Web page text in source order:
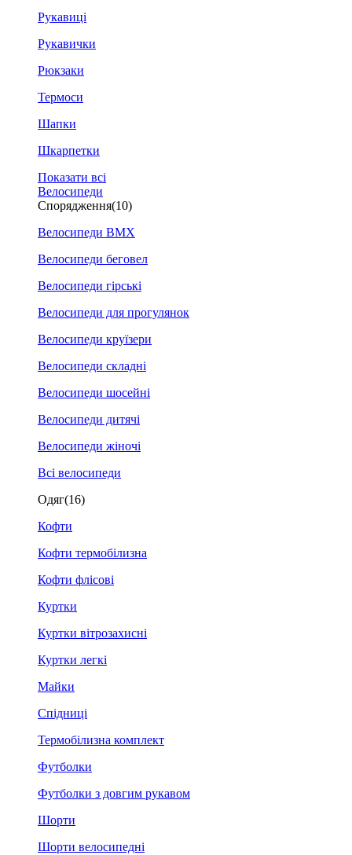
Рукавиці
Рукавички
Рюкзаки
Термоси
Шапки
Шкарпетки
Показати всі
Велосипеди
Спорядження(10)
Велосипеди BMX
Велосипеди беговел
Велосипеди гірські
Велосипеди для прогулянок
Велосипеди круїзери
Велосипеди складні
Велосипеди шосейні
Велосипеди дитячі
Велосипеди жіночі
Всі велосипеди
Одяг(16)
Кофти
Кофти термобілизна
Кофти флісові
Куртки
Куртки вітрозахисні
Куртки легкі
Майки
Спідниці
Термобілизна комплект
Футболки
Футболки з довгим рукавом
Шорти
Шорти велосипедні